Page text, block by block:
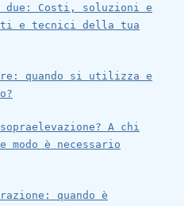
due: Costi, soluzioni e
e tecnici della tua
quando si utilizza e
A chi
modo è necessario
quando è